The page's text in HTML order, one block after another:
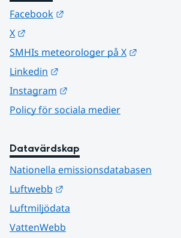
Facebook
X
SMHIs meteorologer på X
Linkedin
Instagram
Policy för sociala medier
Datavärdskap
Nationella emissionsdatabasen
Luftwebb
Luftmiljödata
VattenWebb